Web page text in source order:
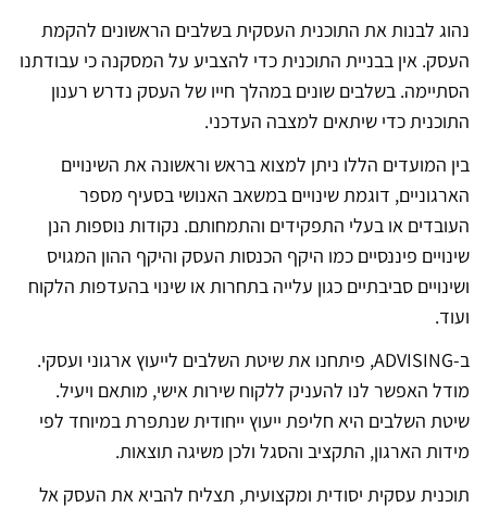
נהוג לבנות את התוכנית העסקית בשלבים הראשונים להקמת
העסק. אין בבניית התוכנית כדי להצביע על המסקנה כי עבודתנו
הסתיימה. בשלבים שונים במהלך חייו של העסק נדרש רענון
התוכנית כדי שיתאים למצבה העדכני.
בין המועדים הללו ניתן למצוא בראש וראשונה את השינויים
הארגוניים, דוגמת שינויים במשאב האנושי בסעיף מספר
העובדים או בעלי התפקידים והתמחותם. נקודות נוספות הנן
שינויים פיננסיים כמו היקף הכנסות העסק והיקף ההון המגויס
ושינויים סביבתיים כגון עלייה בתחרות או שינוי בהעדפות הלקוח
ועוד.
ב-ADVISING, פיתחנו את שיטת השלבים לייעוץ ארגוני ועסקי.
מודל האפשר לנו להעניק ללקוח שירות אישי, מותאם ויעיל.
שיטת השלבים היא חליפת ייעוץ ייחודית שנתפרת במיוחד לפי
מידות הארגון, התקציב והסגל ולכן משיגה תוצאות.
תוכנית עסקית יסודית ומקצועית, תצליח להביא את העסק אל